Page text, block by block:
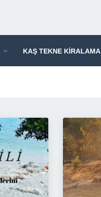
KAŞ TEKNE KİRALAMA